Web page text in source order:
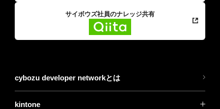
サイボウズ社員のナレッジ共有
cybozu developer networkとは
kintone